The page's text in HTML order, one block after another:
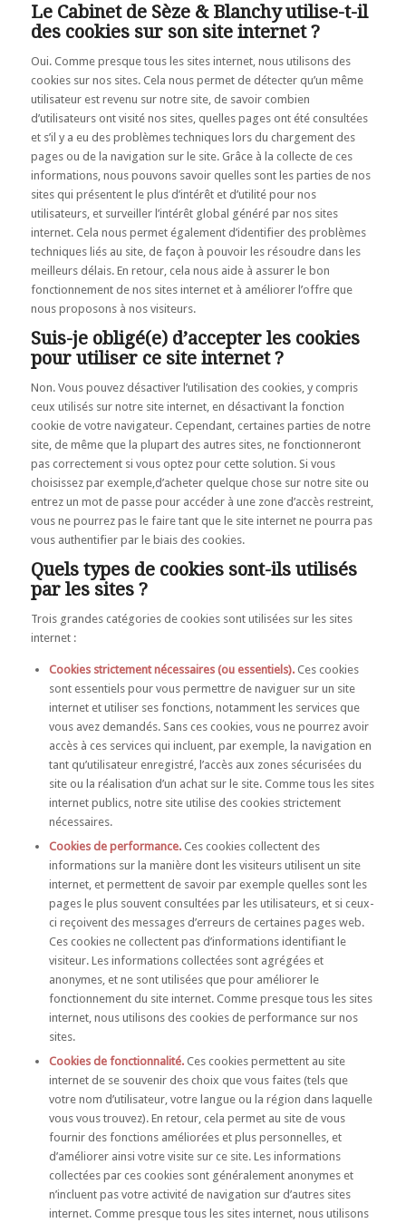
Le Cabinet de Sèze & Blanchy utilise-t-il
des cookies sur son site internet ?
Oui. Comme presque tous les sites internet, nous utilisons des
cookies sur nos sites. Cela nous permet de détecter qu’un même
utilisateur est revenu sur notre site, de savoir combien
d’utilisateurs ont visité nos sites, quelles pages ont été consultées
et s’il y a eu des problèmes techniques lors du chargement des
pages ou de la navigation sur le site. Grâce à la collecte de ces
informations, nous pouvons savoir quelles sont les parties de nos
sites qui présentent le plus d’intérêt et d’utilité pour nos
utilisateurs, et surveiller l’intérêt global généré par nos sites
internet. Cela nous permet également d’identifier des problèmes
techniques liés au site, de façon à pouvoir les résoudre dans les
meilleurs délais. En retour, cela nous aide à assurer le bon
fonctionnement de nos sites internet et à améliorer l’offre que
nous proposons à nos visiteurs.
Suis-je obligé(e) d’accepter les cookies
pour utiliser ce site internet ?
Non. Vous pouvez désactiver l’utilisation des cookies, y compris
ceux utilisés sur notre site internet, en désactivant la fonction
cookie de votre navigateur. Cependant, certaines parties de notre
site, de même que la plupart des autres sites, ne fonctionneront
pas correctement si vous optez pour cette solution. Si vous
choisissez par exemple,d’acheter quelque chose sur notre site ou
entrez un mot de passe pour accéder à une zone d’accès restreint,
vous ne pourrez pas le faire tant que le site internet ne pourra pas
vous authentifier par le biais des cookies.
Quels types de cookies sont-ils utilisés
par les sites ?
Trois grandes catégories de cookies sont utilisées sur les sites
internet :
Cookies strictement nécessaires (ou essentiels).Ces cookies
sont essentiels pour vous permettre de naviguer sur un site
internet et utiliser ses fonctions, notamment les services que
vous avez demandés. Sans ces cookies, vous ne pourrez avoir
accès à ces services qui incluent, par exemple, la navigation en
tant qu’utilisateur enregistré, l’accès aux zones sécurisées du
site ou la réalisation d’un achat sur le site. Comme tous les sites
internet publics, notre site utilise des cookies strictement
nécessaires.
Cookies de performance.Ces cookies collectent des
informations sur la manière dont les visiteurs utilisent un site
internet, et permettent de savoir par exemple quelles sont les
pages le plus souvent consultées par les utilisateurs, et si ceux-
ci reçoivent des messages d’erreurs de certaines pages web.
Ces cookies ne collectent pas d’informations identifiant le
visiteur. Les informations collectées sont agrégées et
anonymes, et ne sont utilisées que pour améliorer le
fonctionnement du site internet. Comme presque tous les sites
internet, nous utilisons des cookies de performance sur nos
sites.
Cookies de fonctionnalité.Ces cookies permettent au site
internet de se souvenir des choix que vous faites (tels que
votre nom d’utilisateur, votre langue ou la région dans laquelle
vous vous trouvez). En retour, cela permet au site de vous
fournir des fonctions améliorées et plus personnelles, et
d’améliorer ainsi votre visite sur ce site. Les informations
collectées par ces cookies sont généralement anonymes et
n’incluent pas votre activité de navigation sur d’autres sites
internet. Comme presque tous les sites internet, nous utilisons